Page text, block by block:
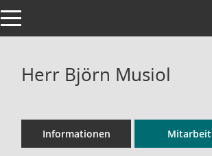
Toggle navigation
Herr Björn Musiol
Informationen Mitarbeit